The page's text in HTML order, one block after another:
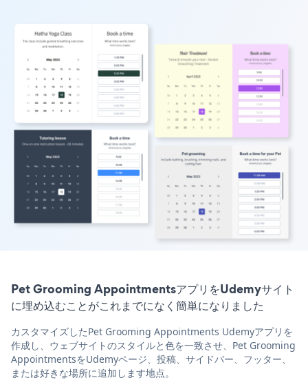
Pet Grooming AppointmentsアプリをUdemyサイト
に埋め込むことがこれまでになく簡単になりました
カスタマイズしたPet Grooming Appointments Udemyアプリを
作成し、ウェブサイトのスタイルと色を一致させ、Pet Grooming
AppointmentsをUdemyページ、投稿、サイドバー、フッター、
または好きな場所に追加します地点。